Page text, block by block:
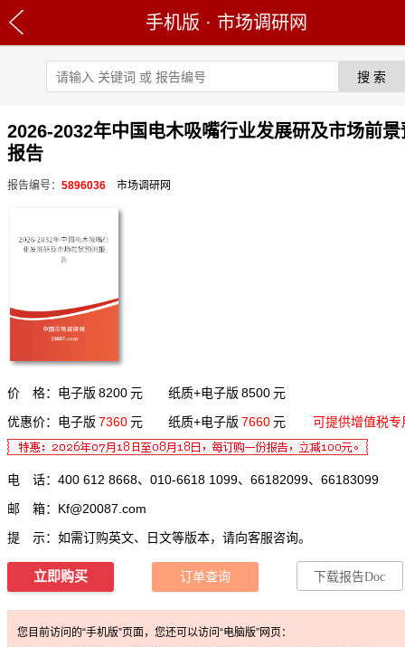
手机版 · 市场调研网
2026-2032年中国电木吸嘴行业发展研及市场前景
报告
报告编号： 5896036 市场调研网
价 格：电子版 8200 元 纸质+电子版 8500 元
优惠价：电子版 7360 元 纸质+电子版 7660 元 可提供增值税专
电 话：400 612 8668、010-6618 1099、66182099、66183099
邮 箱： Kf@20087.com
提 示：如需订购英文、日文等版本，请向客服咨询。
立即购买 订单查询 下载报告Doc
您目前访问的“手机版”页面，您还可以访问“电脑版”网页：